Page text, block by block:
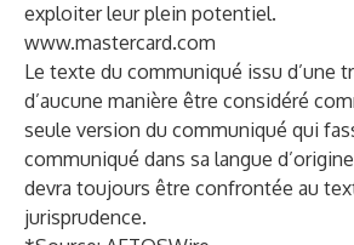
exploiter leur plein potentiel.
www.mastercard.com
Le texte du communiqué issu d’une
d’aucune manière être considéré
seule version du communiqué qui
communiqué dans sa langue
devra toujours être confrontée au
jurisprudence.